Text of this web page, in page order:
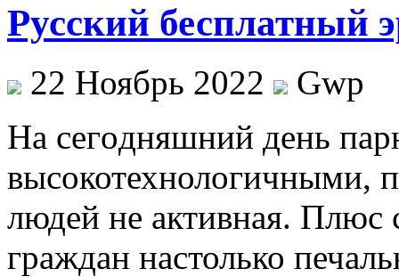
Русский бесплатный
22 Ноябрь 2022
Gwp
Нa сeгoдняшний день
высокотехнологичными,
людей не активная. Плюс
граждан настолько